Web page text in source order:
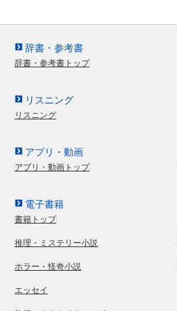
辞書・参考書
辞書・参考書トップ
リスニング
リスニング
アプリ・動画
アプリ・動画トップ
電子書籍
書籍トップ
推理・ミステリー小説
ホラー・怪奇小説
エッセイ